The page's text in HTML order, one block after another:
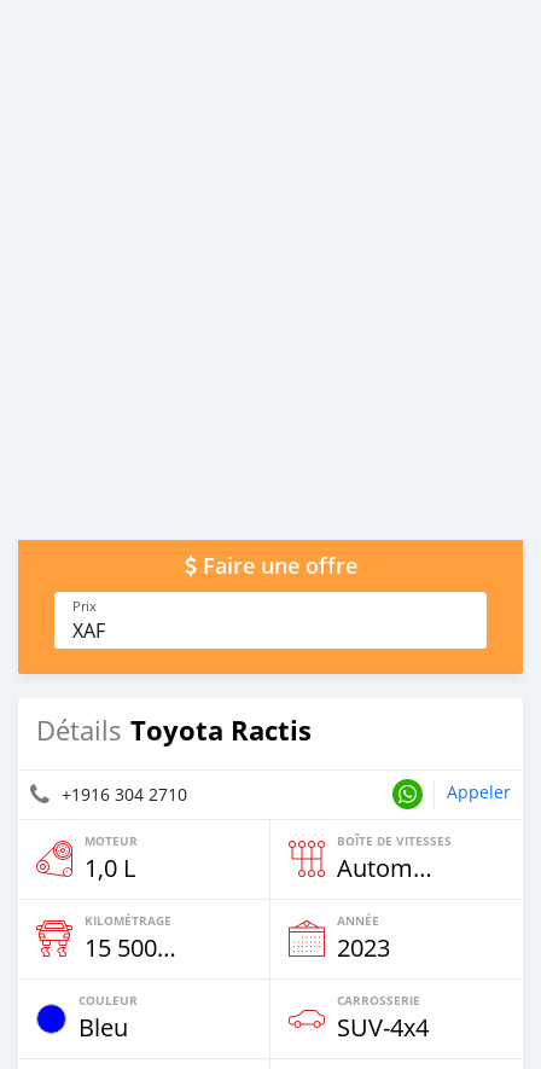
Faire une offre
Prix
XAF
Détails Toyota Ractis
+1916 304 2710 Appeler
MOTEUR
1,0 L
BOÎTE DE VITESSES
Automatique
KILOMÉTRAGE
15 500 Km
ANNÉE
2023
COULEUR
Bleu
CARROSSERIE
SUV‒4x4